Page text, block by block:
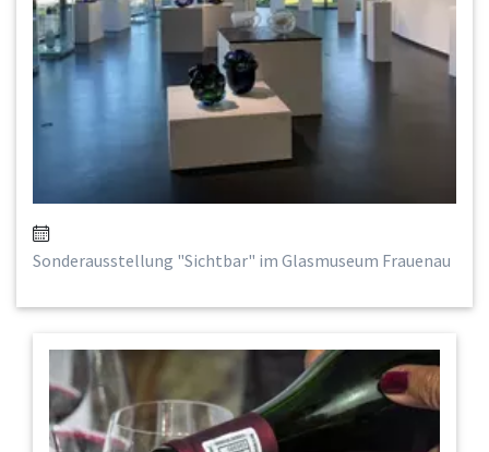
Sonderausstellung "Sichtbar" im Glasmuseum Frauenau